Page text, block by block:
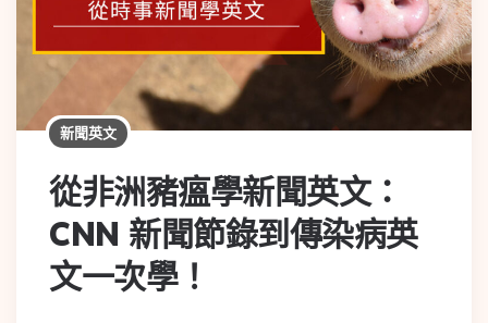
新聞英文
從非洲豬瘟學新聞英文：
CNN 新聞節錄到傳染病英
文一次學！